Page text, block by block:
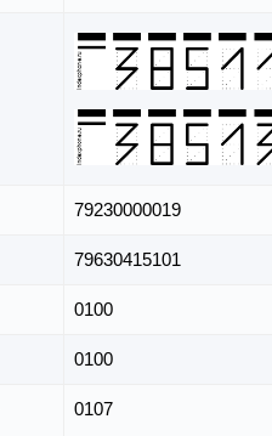
79230000019
79630415101
0100
0100
0107